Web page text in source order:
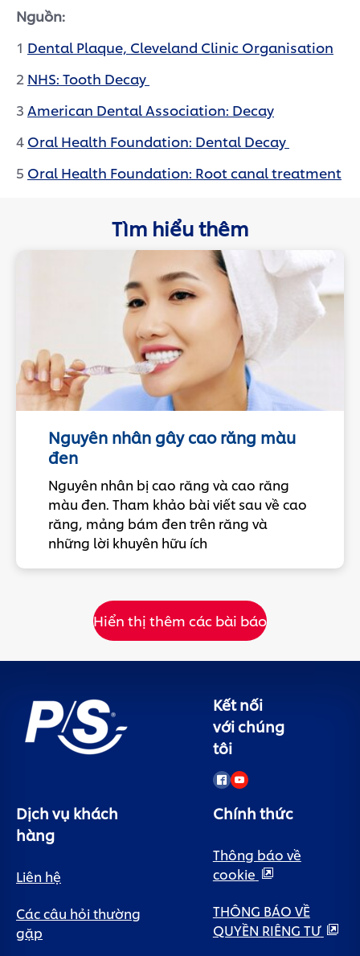
Nguồn:
1 Dental Plaque, Cleveland Clinic Organisation
2 NHS: Tooth Decay
3 American Dental Association: Decay
4 Oral Health Foundation: Dental Decay
5 Oral Health Foundation: Root canal treatment
Tìm hiểu thêm
Nguyên nhân gây cao răng màu
đen
Nguyên nhân bị cao răng và cao răng
màu đen. Tham khảo bài viết sau về cao
răng, mảng bám đen trên răng và
những lời khuyên hữu ích
Hiển thị thêm các bài báo
Kết nối
với chúng
tôi
Dịch vụ khách
hàng
Liên hệ
Các câu hỏi thường
gặp
Chính thức
Thông báo về
cookie
THÔNG BÁO VỀ
QUYỀN RIÊNG TƯ